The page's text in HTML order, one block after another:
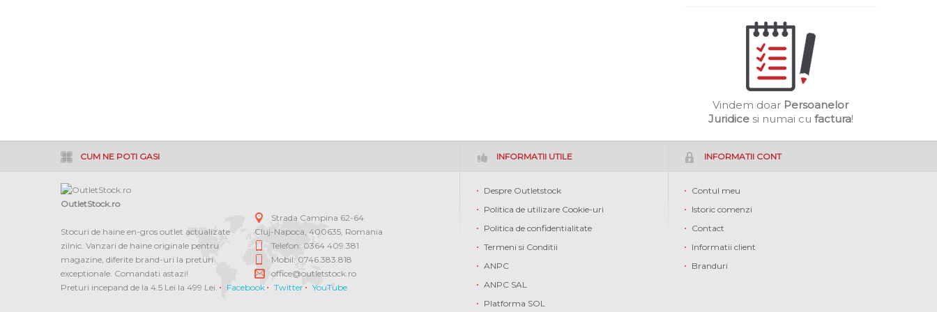
Vindem doar Persoanelor
Juridicesi numai cu factura!
CUM NE POTI GASI
OutletStock.ro
Stocuri de haine en-gros outlet actualizate
zilnic. Vanzari de haine originale pentru
magazine, diferite brand-uri la preturi
exceptionale. Comandati astazi!
Strada Campina 62-64
Cluj-Napoca ,400635 Romania
Telefon: 0364 409.381
Mobil: 0746.383.818
office@outletstock.ro
Preturi incepand de la 4.5 Lei la 499 Lei.
Facebook Twitter YouTube
INFORMATII UTILE
Despre Outletstock
Politica de utilizare Cookie-uri
Politica de confidentialitate
Termeni si Conditii
ANPC
ANPC SAL
Platforma SOL
INFORMATII CONT
Contul meu
Istoric comenzi
Contact
Informatii client
Branduri